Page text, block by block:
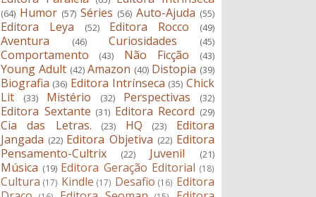
(64) Humor (57) Séries (56) Auto-Ajuda (55)
Editora Leya (52) Editora Rocco (49)
Aventura (46) Curiosidades (45)
Comportamento (43) Não Ficção (43)
Young Adult (42) Amazon (40) Distopia (39)
Biografia (36) Editora Intrínseca (35) Chick
Lit
(33) Mistério (32) Perspectivas (32)
Editora Sextante (31) Editora Record (29)
Cia das Letras. (23) HQ (23)
Editora
Jangada (22) Editora Objetiva (22) Editora
Pensamento-Cultrix
(22) Juvenil (21)
Música (19) Editora Geração Editorial (18)
Cultura (17) Kindle (17) Desafio (16) Editora